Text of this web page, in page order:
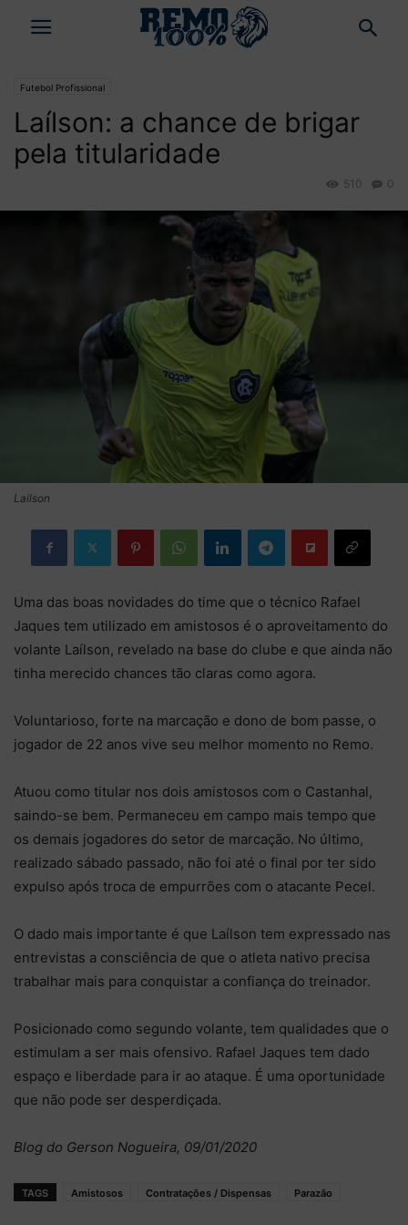
Futebol Profissional
Laílson: a chance de brigar
pela titularidade
0
510
Lailson
Uma das boas novidades do time que o técnico Rafael
Jaques tem utilizado em amistosos é o aproveitamento do
volante Laílson, revelado na base do clube e que ainda não
tinha merecido chances tão claras como agora.
Voluntarioso, forte na marcação e dono de bom passe, o
jogador de 22 anos vive seu melhor momento no Remo.
Atuou como titular nos dois amistosos com o Castanhal,
saindo-se bem. Permaneceu em campo mais tempo que
os demais jogadores do setor de marcação. No último,
realizado sábado passado, não foi até o final por ter sido
expulso após troca de empurrões com o atacante Pecel.
O dado mais importante é que Laílson tem expressado nas
entrevistas a consciência de que o atleta nativo precisa
trabalhar mais para conquistar a confiança do treinador.
Posicionado como segundo volante, tem qualidades que o
estimulam a ser mais ofensivo. Rafael Jaques tem dado
espaço e liberdade para ir ao ataque. É uma oportunidade
que não pode ser desperdiçada.
Blog do Gerson Nogueira, 09/01/2020
TAGS Amistosos Contratações / Dispensas Parazão